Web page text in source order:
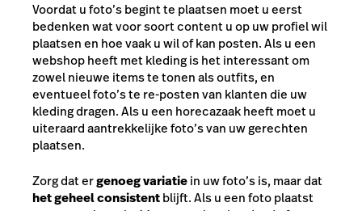
Voordat u foto’s begint te plaatsen moet u eerst
bedenken wat voor soort content u op uw profiel wil
plaatsen en hoe vaak u wil of kan posten. Als u een
webshop heeft met kleding is het interessant om
zowel nieuwe items te tonen als outfits, en
eventueel foto’s te re-posten van klanten die uw
kleding dragen. Als u een horecazaak heeft moet u
uiteraard aantrekkelijke foto’s van uw gerechten
plaatsen.
Zorg dat ergenoeg variatiein uw foto’s is, maar dat
het geheel consistentblijft. Als u een foto plaatst